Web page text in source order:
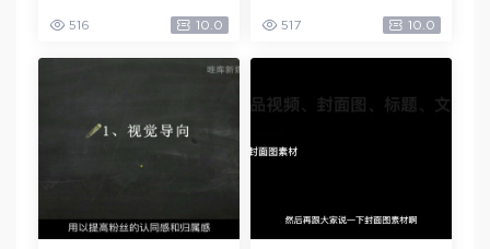
玩法，网盘下载(361.65
M)
516 10.0
技术，网盘下载(72.42
M)
517 10.0